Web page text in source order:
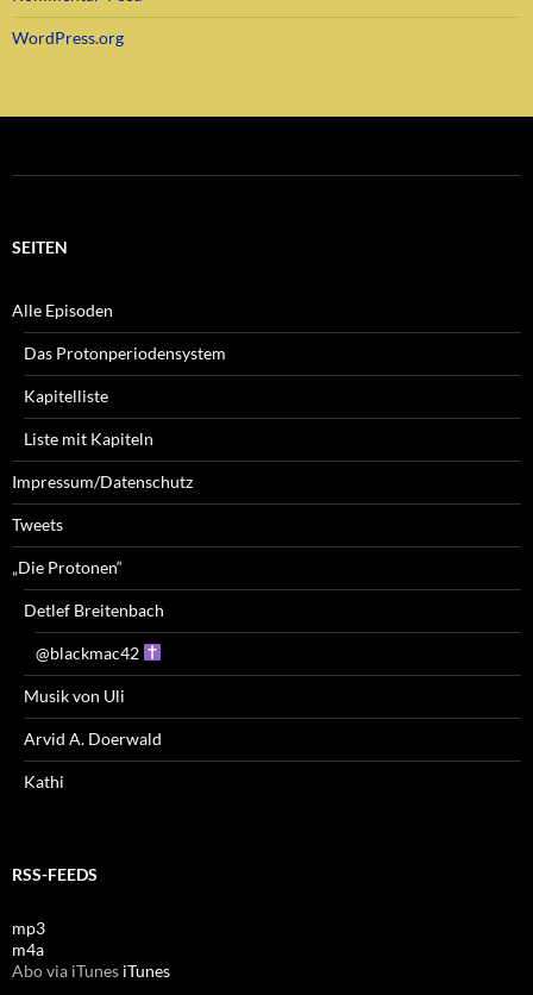
WordPress.org
SEITEN
Alle Episoden
Das Protonperiodensystem
Kapitelliste
Liste mit Kapiteln
Impressum/Datenschutz
Tweets
„Die Protonen“
Detlef Breitenbach
@blackmac42
Musik von Uli
Arvid A. Doerwald
Kathi
RSS-FEEDS
mp3
m4a
Abo via iTunes iTunes